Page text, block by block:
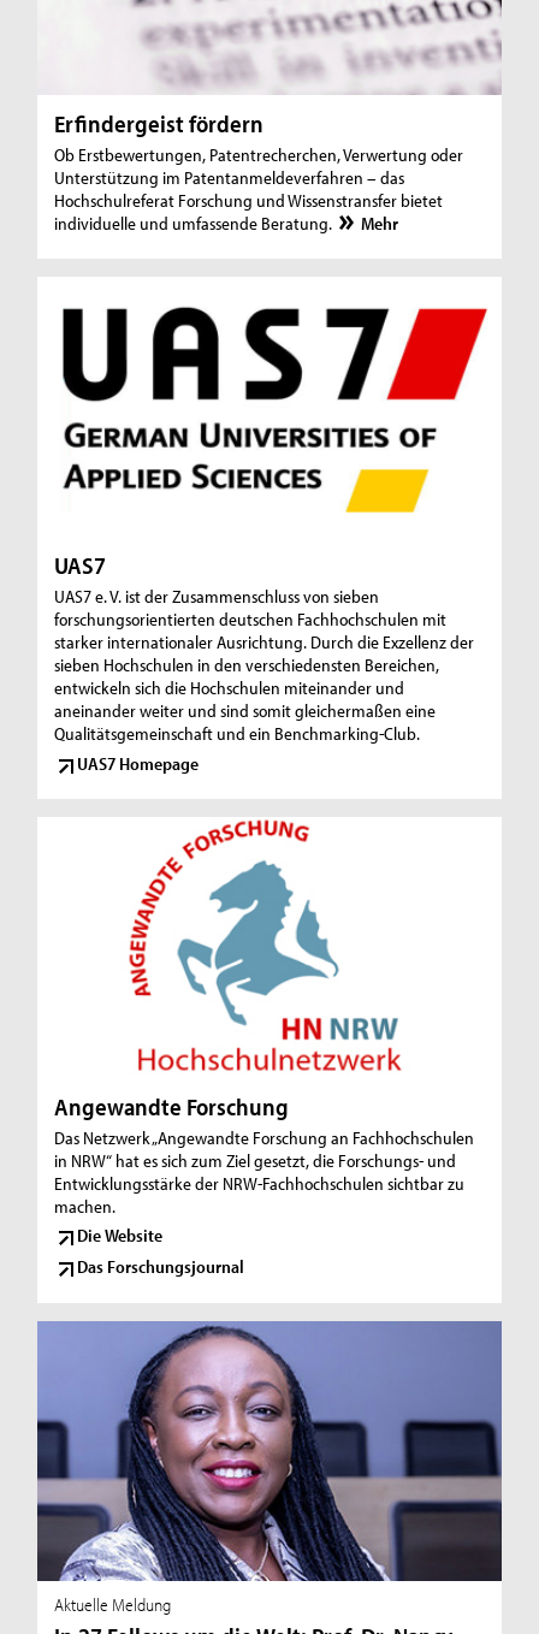
Erfindergeist fördern
Ob Erstbewertungen, Patentrecherchen, Verwertung oder
Unterstützung im Patentanmeldeverfahren – das
Hochschulreferat Forschung und Wissenstransfer bietet
individuelle und umfassende Beratung.
Mehr
UAS7
UAS7 e. V. ist der Zusammenschluss von sieben
forschungsorientierten deutschen Fachhochschulen mit
starker internationaler Ausrichtung. Durch die Exzellenz der
sieben Hochschulen in den verschiedensten Bereichen,
entwickeln sich die Hochschulen miteinander und
aneinander weiter und sind somit gleichermaßen eine
Qualitätsgemeinschaft und ein Benchmarking-Club.
UAS7 Homepage
Angewandte Forschung
Das Netzwerk „Angewandte Forschung an Fachhochschulen
in NRW“ hat es sich zum Ziel gesetzt, die Forschungs- und
Entwicklungsstärke der NRW-Fachhochschulen sichtbar zu
machen.
Die Website
Das Forschungsjournal
Aktuelle Meldung